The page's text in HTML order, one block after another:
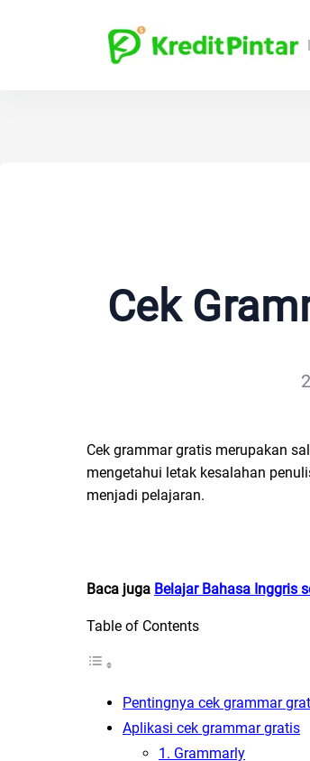
Cek
Cek grammar gratis merupakan
mengetahui letak kesalahan
menjadi pelajaran.
Baca juga Belajar Bahasa Inggris
Table of Contents
Pentingnya cek grammar
Aplikasi cek grammar gratis
1. Grammarly